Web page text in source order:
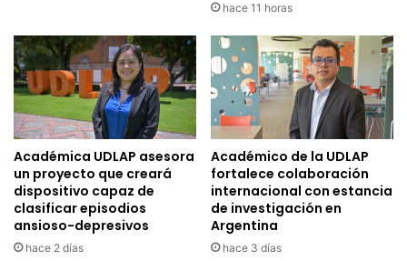
hace 11 horas
Académica UDLAP asesora
un proyecto que creará
dispositivo capaz de
clasificar episodios
ansioso-depresivos
hace 2 días
Académico de la UDLAP
fortalece colaboración
internacional con estancia
de investigación en
Argentina
hace 3 días